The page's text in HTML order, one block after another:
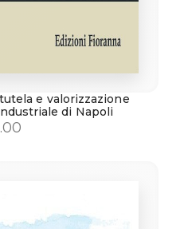
e valorizzazione
di Napoli